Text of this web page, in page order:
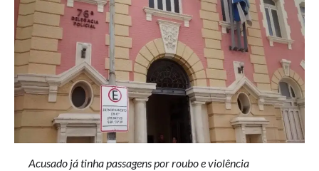
Acusado já tinha passagens por roubo e violência